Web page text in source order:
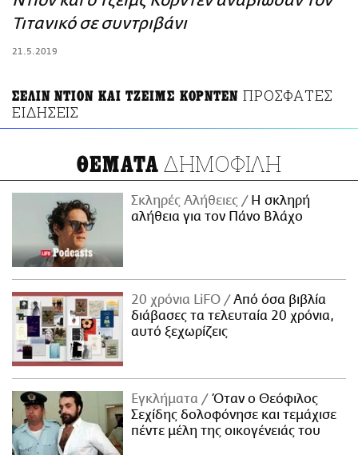
ΑΜΠΑ
Τιτανικό σε συντριβάνι
21.5.2019
ΣΕΛΙΝ ΝΤΙΟΝ ΚΑΙ ΤΖΕΙΜΣ ΚΟΡΝΤΕΝ ΠΡΟΣΦΑΤΕΣ
ΕΙΔΗΣΕΙΣ
ΘΕΜΑΤΑ ΔΗΜΟΦΙΛΗ
Σκληρές Αλήθειες
H σκληρή
αλήθεια για τον Πάνο Βλάχο
20 χρόνια LiFO
Από όσα βιβλία
διάβασες τα τελευταία 20 χρόνια,
αυτό ξεχωρίζεις
Εγκλήματα
Όταν ο Θεόφιλος
Σεχίδης δολοφόνησε και τεμάχισε
πέντε μέλη της οικογένειάς του